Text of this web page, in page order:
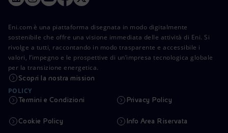
Eni.com è una piattaforma disegnata in modo digitalmente
sostenibile che offre una visione immediata delle attività di Eni. Si
rivolge a tutti, raccontando in modo trasparente e accessibile i
valori, l’impegno e le prospettive di un’impresa tecnologica globale
per la transizione energetica.
Scopri la nostra mission
POLICY
Termini e Condizioni Privacy Policy
Cookie Policy Info Area Riservata